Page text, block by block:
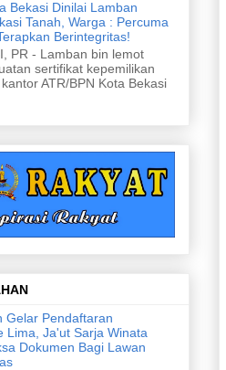
Bekasi Dinilai Lamban
Tanah, Warga : Percuma
Berintegritas!
PR - Lamban bin lemot
sertifikat kepemilikan
ATR/BPN Kota Bekasi
Gelar Pendaftaran
Lima, Ja'ut Sarja Winata
Dokumen Bagi Lawan